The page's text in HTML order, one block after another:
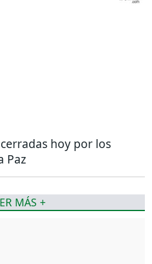
hoy por los
Paz
MÁS +